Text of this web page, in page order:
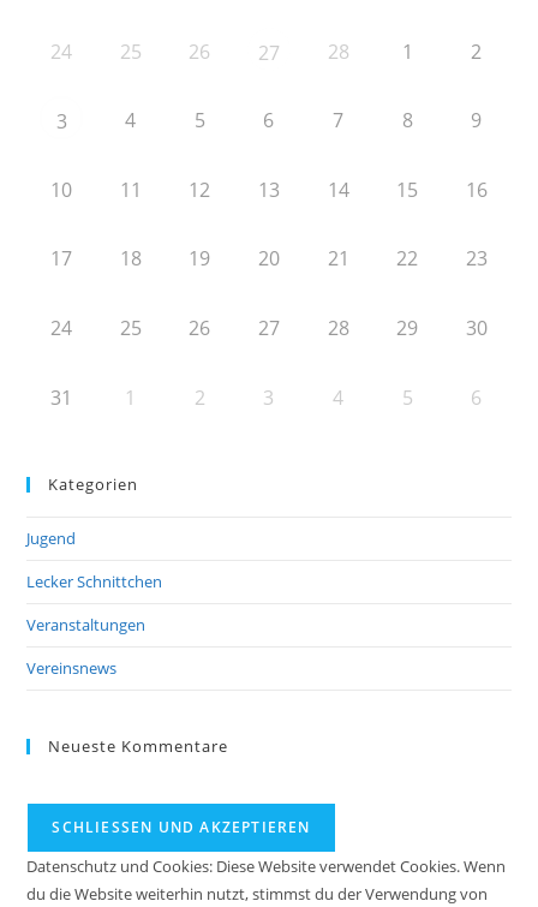
24 25 26 27 28 1 2
3 4 5 6 7 8 9
10 11 12 13 14 15 16
17 18 19 20 21 22 23
24 25 26 27 28 29 30
31 1 2 3 4 5 6
Kategorien
Jugend
Lecker Schnittchen
Veranstaltungen
Vereinsnews
Neueste Kommentare
Datenschutz und Cookies: Diese Website verwendet Cookies. Wenn
du die Website weiterhin nutzt, stimmst du der Verwendung von